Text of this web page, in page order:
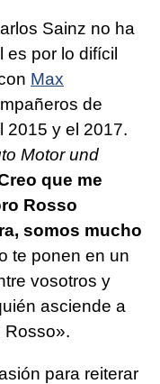
Sainz no ha
es por lo difícil
Max
de
2015 y el 2017.
Motor und
que me
Rosso
somos mucho
te ponen en un
vosotros y
asciende a
Rosso».
para reiterar